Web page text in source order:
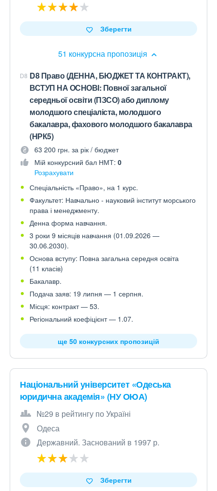
51 конкурсна пропозиція
Зберегти
D8 D8 Право (ДЕННА, БЮДЖЕТ ТА КОНТРАКТ),
ВСТУП НА ОСНОВІ: Повної загальної
середньої освіти (ПЗСО) або диплому
молодшого спеціаліста, молодшого
бакалавра, фахового молодшого бакалавра
(НРК5)
63 200 грн. за рік / бюджет
Мій конкурсний бал НМТ: 0
Розрахувати
Спеціальність «Право», на 1 курс.
Факультет: Навчально - науковий інститут морського
права і менеджменту.
Денна форма навчання.
3 роки 9 місяців навчання (01.09.2026 —
30.06.2030).
Основа вступу: Повна загальна середня освіта
(11 класів)
Бакалавр.
Подача заяв: 19 липня — 1 серпня.
Місця: контракт — 53.
Регіональний коефіцієнт — 1.07.
ще 50 конкурсних пропозицій
Національний університет «Одеська
юридична академія» (НУ ОЮА)
№29 в рейтингу по Україні
Одеса
Державний. Заснований в 1997 р.
Зберегти